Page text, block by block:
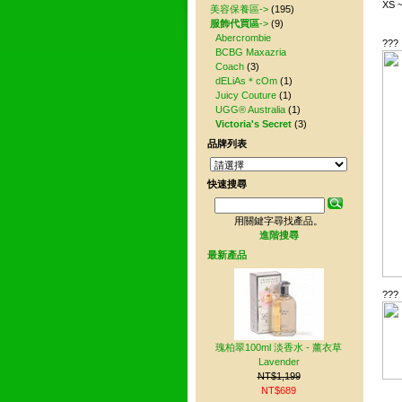
XS
???
???
美容保養區-> (195)
服飾代買區-> (9)
Abercrombie
BCBG Maxazria
Coach (3)
dELiAs＊cOm (1)
Juicy Couture (1)
UGG® Australia (1)
Victoria's Secret (3)
品牌列表
快速搜尋
用關鍵字尋找產品。
進階搜尋
最新產品
瑰柏翠100ml 淡香水 - 薰衣草
Lavender
NT$1,199
NT$689